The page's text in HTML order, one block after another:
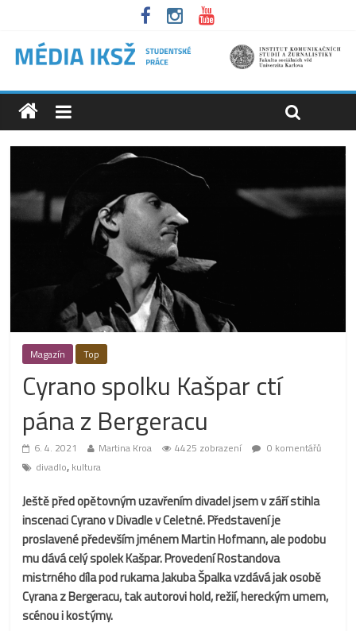
Magazín Top
Cyrano spolku Kašpar ctí
pána z Bergeracu
6. 4. 2021 Martina Kroa 4425 zobrazení
0 komentářů
divadlo, kultura
Ještě před opětovným uzavřením divadel jsem v září stihla
inscenaci Cyrano v Divadle v Celetné. Představení je
proslavené především jménem Martin Hofmann, ale podobu
mu dává celý spolek Kašpar. Provedení Rostandova
mistrného díla pod rukama Jakuba Špalka vzdává jak osobě
Cyrana z Bergeracu, tak autorovi hold, režií, hereckým umem,
scénou i kostýmy.